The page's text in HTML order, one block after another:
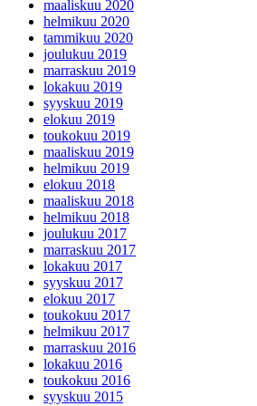
maaliskuu 2020
helmikuu 2020
tammikuu 2020
joulukuu 2019
marraskuu 2019
lokakuu 2019
syyskuu 2019
elokuu 2019
toukokuu 2019
maaliskuu 2019
helmikuu 2019
elokuu 2018
maaliskuu 2018
helmikuu 2018
joulukuu 2017
marraskuu 2017
lokakuu 2017
syyskuu 2017
elokuu 2017
toukokuu 2017
helmikuu 2017
marraskuu 2016
lokakuu 2016
toukokuu 2016
syyskuu 2015